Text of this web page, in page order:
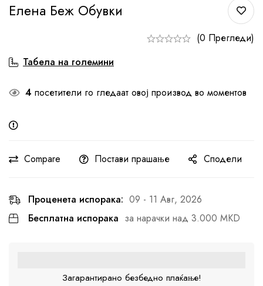
Елена Беж Обувки
(0 Прегледи)
Табела на големини
4 посетители го гледаат овој производ во моментов
Compare Постави прашање Сподели
Проценета испорака: 09 - 11 Авг, 2026
Бесплатна испорака за нарачки над 3.000 MKD
Загарантирано безбедно плаќање!